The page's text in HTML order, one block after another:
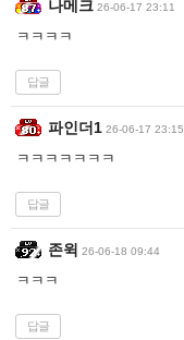
나메크 26-06-17 23:11
ㅋㅋㅋㅋ
답글
파인더1 26-06-17 23:15
ㅋㅋㅋㅋㅋㅋㅋ
답글
존윅 26-06-18 09:44
ㅋㅋㅋ
답글